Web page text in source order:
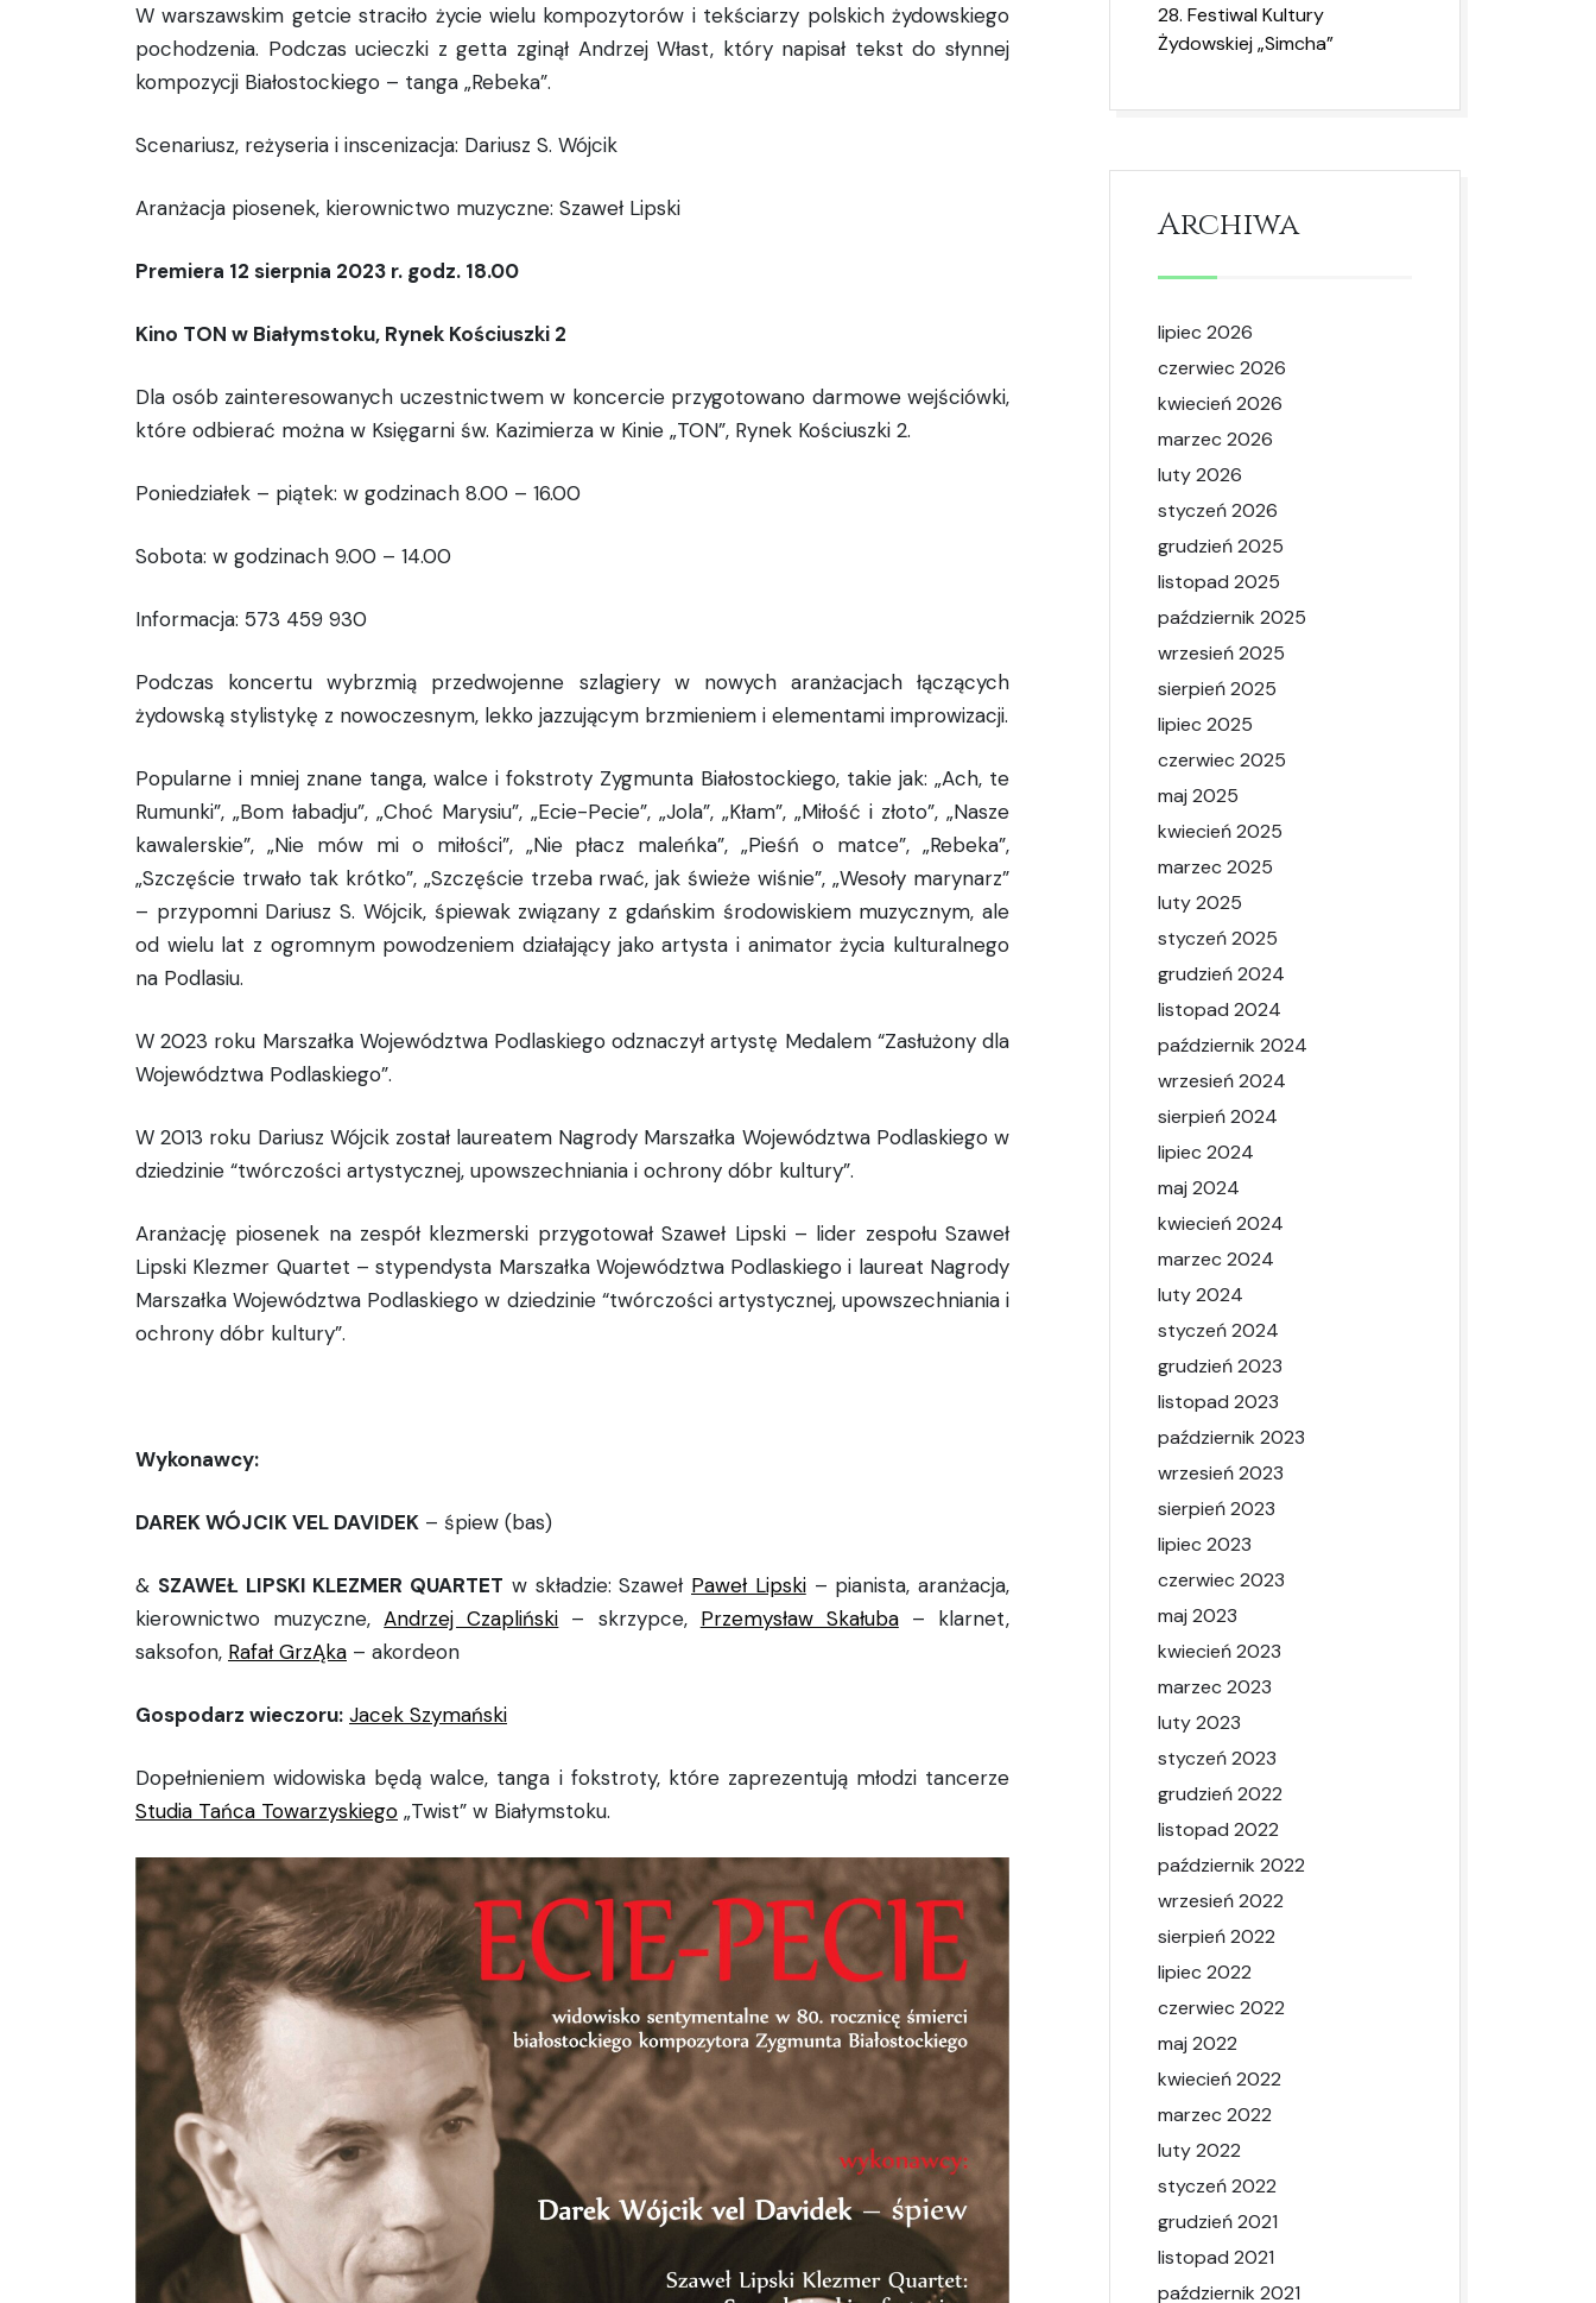
W warszawskim getcie straciło życie wielu kompozytorów i tekściarzy polskich żydowskiego
pochodzenia. Podczas ucieczki z getta zginął Andrzej Włast, który napisał tekst do słynnej
kompozycji Białostockiego – tanga „Rebeka”.
Scenariusz, reżyseria i inscenizacja: Dariusz S. Wójcik
Aranżacja piosenek, kierownictwo muzyczne: Szaweł Lipski
Premiera 12 sierpnia 2023 r. godz. 18.00
Kino TON w Białymstoku, Rynek Kościuszki 2
Dla osób zainteresowanych uczestnictwem w koncercie przygotowano darmowe wejściówki,
które odbierać można w Księgarni św. Kazimierza w Kinie „TON”, Rynek Kościuszki 2.
Poniedziałek – piątek: w godzinach 8.00 – 16.00
Sobota: w godzinach 9.00 – 14.00
Informacja: 573 459 930
Podczas koncertu wybrzmią przedwojenne szlagiery w nowych aranżacjach łączących
żydowską stylistykę z nowoczesnym, lekko jazzującym brzmieniem i elementami improwizacji.
Popularne i mniej znane tanga, walce i fokstroty Zygmunta Białostockiego, takie jak: „Ach, te
Rumunki”, „Bom łabadju”, „Choć Marysiu”, „Ecie-Pecie”, „Jola”, „Kłam”, „Miłość i złoto”, „Nasze
kawalerskie”, „Nie mów mi o miłości”, „Nie płacz maleńka”, „Pieśń o matce”, „Rebeka”,
„Szczęście trwało tak krótko”, „Szczęście trzeba rwać, jak świeże wiśnie”, „Wesoły marynarz”
– przypomni Dariusz S. Wójcik, śpiewak związany z gdańskim środowiskiem muzycznym, ale
od wielu lat z ogromnym powodzeniem działający jako artysta i animator życia kulturalnego
na Podlasiu.
W 2023 roku Marszałka Województwa Podlaskiego odznaczył artystę Medalem “Zasłużony dla
Województwa Podlaskiego”.
W 2013 roku Dariusz Wójcik został laureatem Nagrody Marszałka Województwa Podlaskiego w
dziedzinie “twórczości artystycznej, upowszechniania i ochrony dóbr kultury”.
Aranżację piosenek na zespół klezmerski przygotował Szaweł Lipski – lider zespołu Szaweł
Lipski Klezmer Quartet – stypendysta Marszałka Województwa Podlaskiego i laureat Nagrody
Marszałka Województwa Podlaskiego w dziedzinie “twórczości artystycznej, upowszechniania i
ochrony dóbr kultury”.
Wykonawcy:
DAREK WÓJCIK VEL DAVIDEK – śpiew (bas)
& SZAWEŁ LIPSKI KLEZMER QUARTET w składzie: Szaweł Paweł Lipski– pianista, aranżacja,
kierownictwo muzyczne,Andrzej Czapliński – skrzypce, Przemysław Skałuba– klarnet,
saksofon, Rafał GrzĄka – akordeon
Gospodarz wieczoru: Jacek Szymański
Dopełnieniem widowiska będą walce, tanga i fokstroty, które zaprezentują młodzi tancerze
Studia Tańca Towarzyskiego „Twist” w Białymstoku.
28. Festiwal Kultury
Żydowskiej „Simcha”
Archiwa
lipiec 2026
czerwiec 2026
kwiecień 2026
marzec 2026
luty 2026
styczeń 2026
grudzień 2025
listopad 2025
październik 2025
wrzesień 2025
sierpień 2025
lipiec 2025
czerwiec 2025
maj 2025
kwiecień 2025
marzec 2025
luty 2025
styczeń 2025
grudzień 2024
listopad 2024
październik 2024
wrzesień 2024
sierpień 2024
lipiec 2024
maj 2024
kwiecień 2024
marzec 2024
luty 2024
styczeń 2024
grudzień 2023
listopad 2023
październik 2023
wrzesień 2023
sierpień 2023
lipiec 2023
czerwiec 2023
maj 2023
kwiecień 2023
marzec 2023
luty 2023
styczeń 2023
grudzień 2022
listopad 2022
październik 2022
wrzesień 2022
sierpień 2022
lipiec 2022
czerwiec 2022
maj 2022
kwiecień 2022
marzec 2022
luty 2022
styczeń 2022
grudzień 2021
listopad 2021
październik 2021